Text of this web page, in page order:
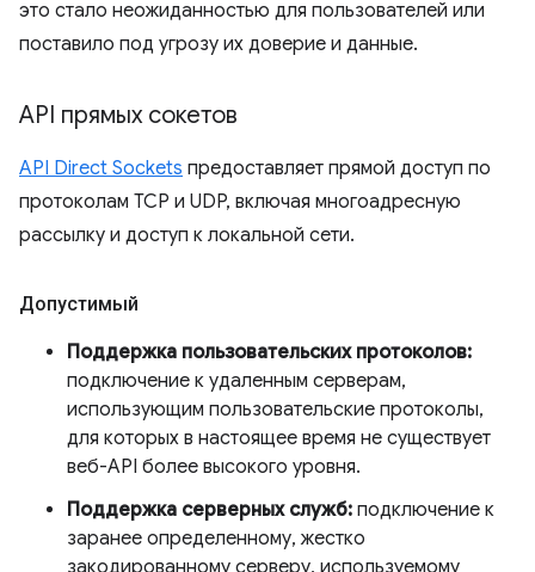
это стало неожиданностью для пользователей или
поставило под угрозу их доверие и данные.
API прямых сокетов
API Direct Sockets предоставляет прямой доступ по
протоколам TCP и UDP, включая многоадресную
рассылку и доступ к локальной сети.
Допустимый
Поддержка пользовательских протоколов:
подключение к удаленным серверам,
использующим пользовательские протоколы,
для которых в настоящее время не существует
веб-API более высокого уровня.
Поддержка серверных служб: подключение к
заранее определенному, жестко
закодированному серверу, используемому